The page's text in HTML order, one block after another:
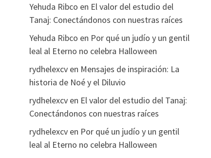
Yehuda Ribco en El valor del estudio del
Tanaj: Conectándonos con nuestras raíces
Yehuda Ribco en Por qué un judío y un gentil
leal al Eterno no celebra Halloween
rydhelexcven Mensajes de inspiración: La
historia de Noé y el Diluvio
rydhelexcven El valor del estudio del Tanaj:
Conectándonos con nuestras raíces
rydhelexcven Por qué un judío y un gentil
leal al Eterno no celebra Halloween